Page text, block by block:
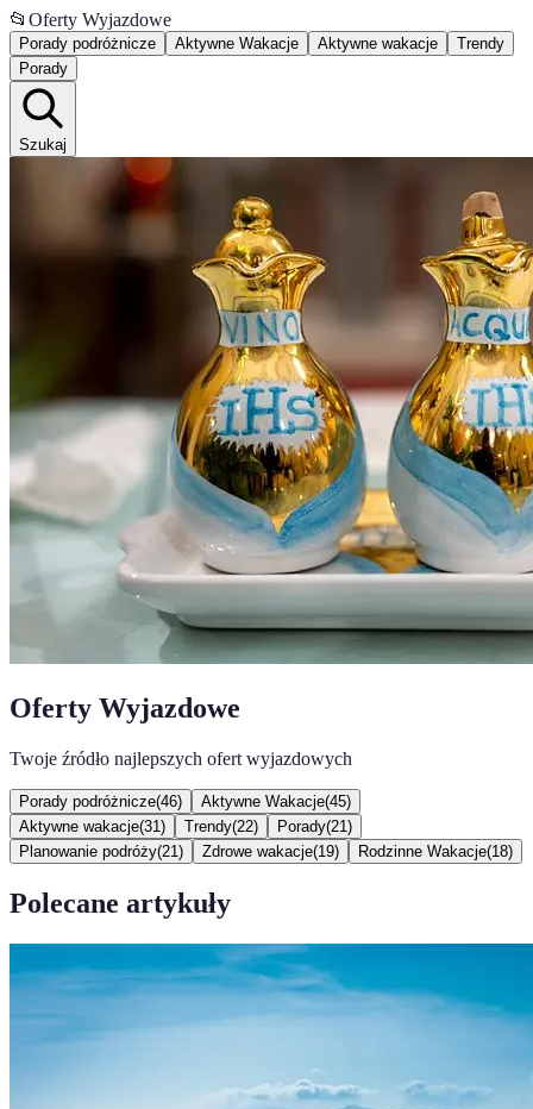
📂 Oferty Wyjazdowe
Porady podróżnicze Aktywne Wakacje Aktywne wakacje
Trendy
Porady
Szukaj
Oferty Wyjazdowe
Twoje źródło najlepszych ofert wyjazdowych
Porady podróżnicze(46) Aktywne Wakacje(45)
Aktywne wakacje(31 ) Trendy(22) Porady(21 )
Planowanie podróży(21 ) Zdrowe wakacje(19) Rodzinne Wakacje(18)
Polecane artykuły